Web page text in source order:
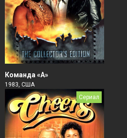
Команда «А»
1983, США
Сериал